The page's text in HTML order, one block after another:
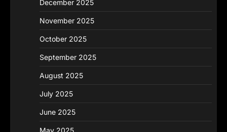
December 2025
November 2025
October 2025
September 2025
August 2025
July 2025
June 2025